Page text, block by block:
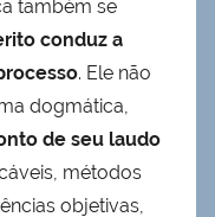
também se
conduz a
. Ele não
dogmática,
de seu laudo
métodos
objetivas,